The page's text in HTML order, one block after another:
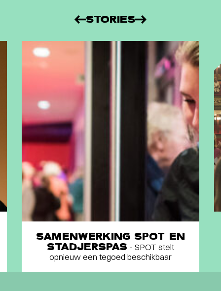
STORIES
SAMENWERKING SPOT EN
STADJERSPAS - SPOT stelt
opnieuw een tegoed beschikbaar